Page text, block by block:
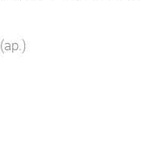
(ар.)